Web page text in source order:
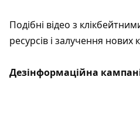
Подібні відео з
ресурсів і залучення нових
Дезінформаційна